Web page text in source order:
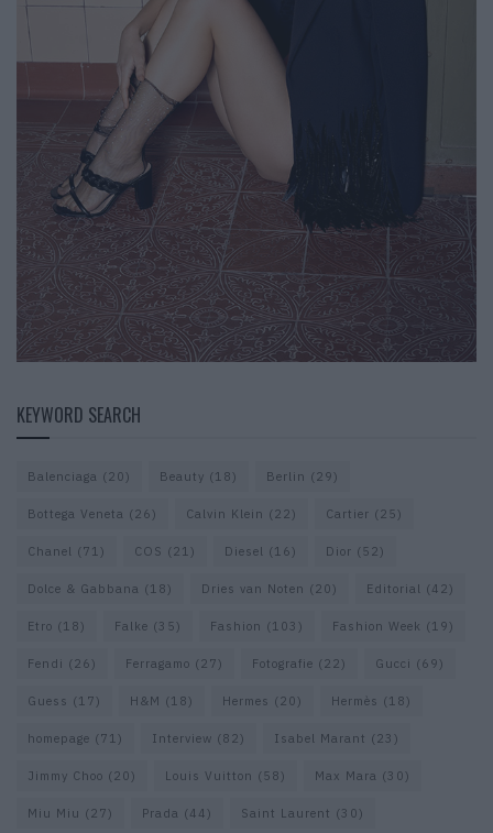
KEYWORD SEARCH
Balenciaga (20) Beauty (18) Berlin (29)
Bottega Veneta (26) Calvin Klein (22) Cartier (25)
Chanel (71) COS (21) Diesel (16) Dior (52)
Dolce & Gabbana (18) Dries van Noten (20) Editorial (42)
Etro (18) Falke (35) Fashion (103) Fashion Week (19)
Fendi (26) Ferragamo (27) Fotografie (22) Gucci (69)
Guess (17) H&M (18) Hermes (20) Hermès (18)
homepage (71) Interview (82) Isabel Marant (23)
Jimmy Choo (20) Louis Vuitton (58) Max Mara (30)
Miu Miu (27) Prada (44) Saint Laurent (30)